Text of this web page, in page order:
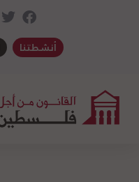
أنشطتنا